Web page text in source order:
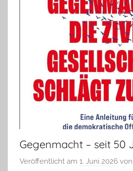
Gegenmacht – seit 50
Veröffentlicht am 1. Juni 2026 von